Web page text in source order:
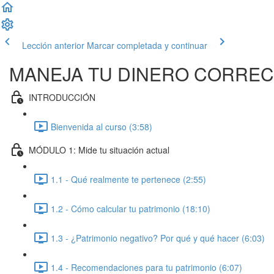
Lección anterior Marcar completada y continuar
MANEJA TU DINERO
INTRODUCCIÓN
Bienvenida al curso (3:58)
MÓDULO 1: Mide tu situación actual
1.1 - Qué realmente te pertenece (2:55)
1.2 - Cómo calcular tu patrimonio (18:10)
1.3 - ¿Patrimonio negativo? Por qué y qué hacer (6:03)
1.4 - Recomendaciones para tu patrimonio (6:07)